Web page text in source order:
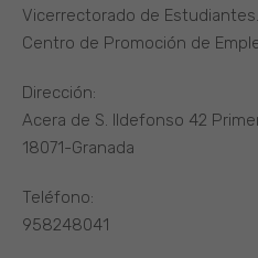
Vicerrectorado de Estudiantes.
Centro de Promoción de
Dirección:
Acera de S. Ildefonso 42
18071-Granada
Teléfono:
958248041